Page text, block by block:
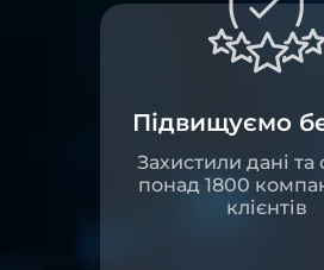
Підвищуємо
Захистили дані та
понад 1800
клієнтів